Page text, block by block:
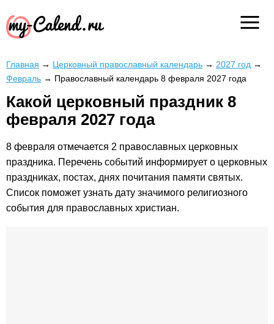
Главная → Церковный православный календарь → 2027 год →
Февраль → Православный календарь 8 февраля 2027 года
Какой церковный праздник 8
февраля 2027 года
8 февраля отмечается 2 православных церковных
праздника. Перечень событий информирует о церковных
праздниках, постах, днях почитания памяти святых.
Список поможет узнать дату значимого религиозного
события для православных христиан.